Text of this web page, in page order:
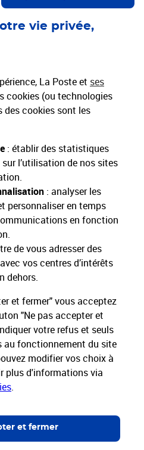
vie privée,
La Poste et ses
cookies (ou technologies
des cookies sont les
: établir des statistiques
l’utilisation de nos sites
: analyser les
personnaliser en temps
en fonction
de vous adresser des
vos centres d’intérêts
dehors.
et fermer" vous acceptez
"Ne pas accepter et
votre refus et seuls
au fonctionnement du site
modifier vos choix à
plus d'informations via
.
et fermer
Toutes nos applications